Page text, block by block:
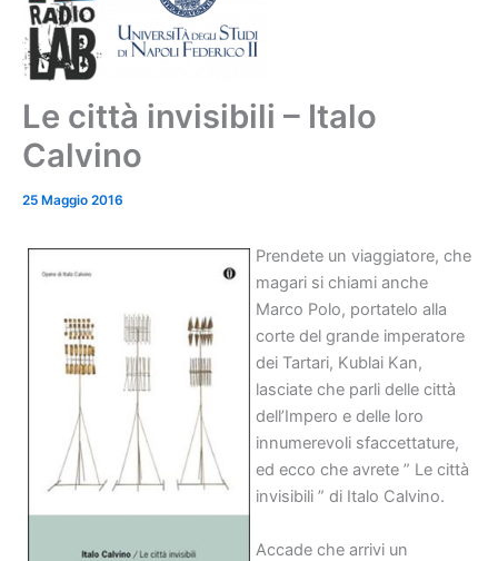
Le città invisibili – Italo
Calvino
25 Maggio 2016
Prendete un viaggiatore, che
magari si chiami anche
Marco Polo, portatelo alla
corte del grande imperatore
dei Tartari, Kublai Kan,
lasciate che parli delle città
dell’Impero e delle loro
innumerevoli sfaccettature,
ed ecco che avrete ” Le città
invisibili ” di Italo Calvino.
Accade che arrivi un